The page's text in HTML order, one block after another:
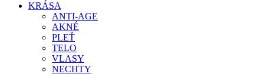
KRÁSA
ANTI-AGE
AKNÉ
PLEŤ
TELO
VLASY
NECHTY